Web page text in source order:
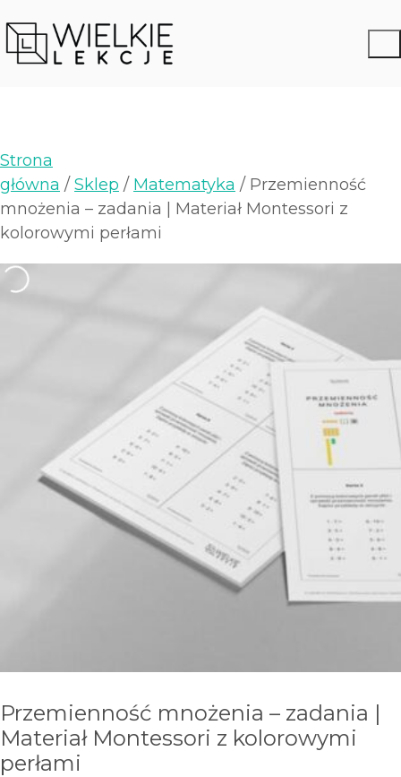
Strona
główna / Sklep / Matematyka / Przemienność
mnożenia – zadania | Materiał Montessori z
kolorowymi perłami
Przemienność mnożenia – zadania |
Materiał Montessori z kolorowymi
perłami